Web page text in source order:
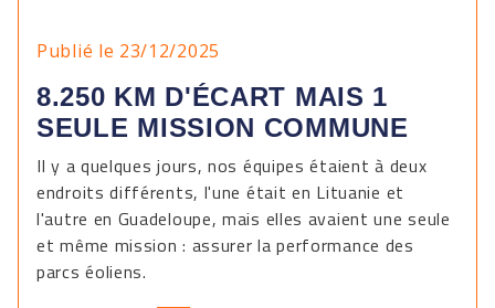
Publié le 23/12/2025
8.250 KM D'ÉCART MAIS 1
SEULE MISSION COMMUNE
Il y a quelques jours, nos équipes étaient à deux
endroits différents, l'une était en Lituanie et
l'autre en Guadeloupe, mais elles avaient une seule
et même mission : assurer la performance des
parcs éoliens.